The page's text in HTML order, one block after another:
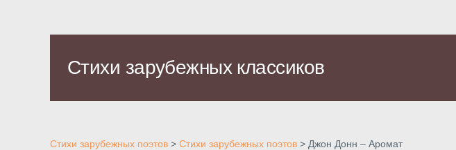
Стихи зарубежных классиков
Стихи зарубежных поэтов > Стихи зарубежных поэтов > Джон Донн – Аромат